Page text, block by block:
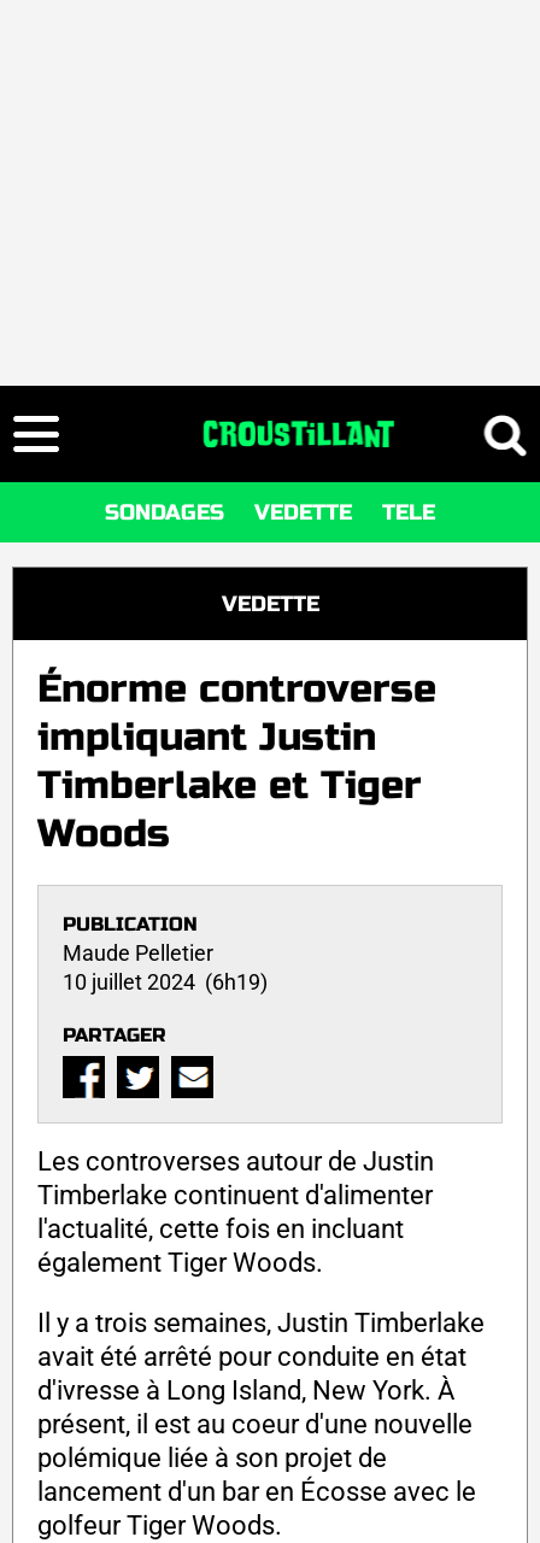
SONDAGES VEDETTE TELE
VEDETTE
Énorme controverse
impliquant Justin
Timberlake et Tiger
Woods
PUBLICATION
Maude Pelletier
10 juillet 2024 (6h19)
PARTAGER
Les controverses autour de Justin
Timberlake continuent d'alimenter
l'actualité, cette fois en incluant
également Tiger Woods.
Il y a trois semaines, Justin Timberlake
avait été arrêté pour conduite en état
d'ivresse à Long Island, New York. À
présent, il est au coeur d'une nouvelle
polémique liée à son projet de
lancement d'un bar en Écosse avec le
golfeur Tiger Woods.